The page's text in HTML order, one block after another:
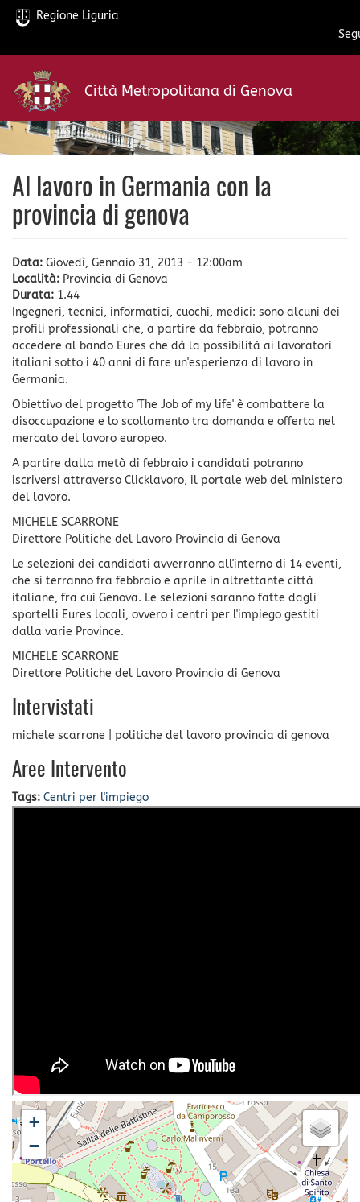
Salta
contenuto
principale
Regione Liguria
Città Metropolitana di Genova
Al lavoro in Germania con la
provincia di genova
Data: Giovedì, Gennaio 31, 2013 - 12:00am
Località: Provincia di Genova
Durata: 1.44
Ingegneri, tecnici, informatici, cuochi, medici: sono alcuni dei
profili professionali che, a partire da febbraio, potranno
accedere al bando Eures che dà la possibilità ai lavoratori
italiani sotto i 40 anni di fare un'esperienza di lavoro in
Germania.
Obiettivo del progetto 'The Job of my life' è combattere la
disoccupazione e lo scollamento tra domanda e offerta nel
mercato del lavoro europeo.
A partire dalla metà di febbraio i candidati potranno
iscriversi attraverso Clicklavoro, il portale web del ministero
del lavoro.
MICHELE SCARRONE
Direttore Politiche del Lavoro Provincia di Genova
Le selezioni dei candidati avverranno all'interno di 14 eventi,
che si terranno fra febbraio e aprile in altrettante città
italiane, fra cui Genova. Le selezioni saranno fatte dagli
sportelli Eures locali, ovvero i centri per l'impiego gestiti
dalla varie Province.
MICHELE SCARRONE
Direttore Politiche del Lavoro Provincia di Genova
Intervistati
michele scarrone politiche del lavoro provincia di genova
Aree Intervento
Tags: Centri per l'impiego
+
−